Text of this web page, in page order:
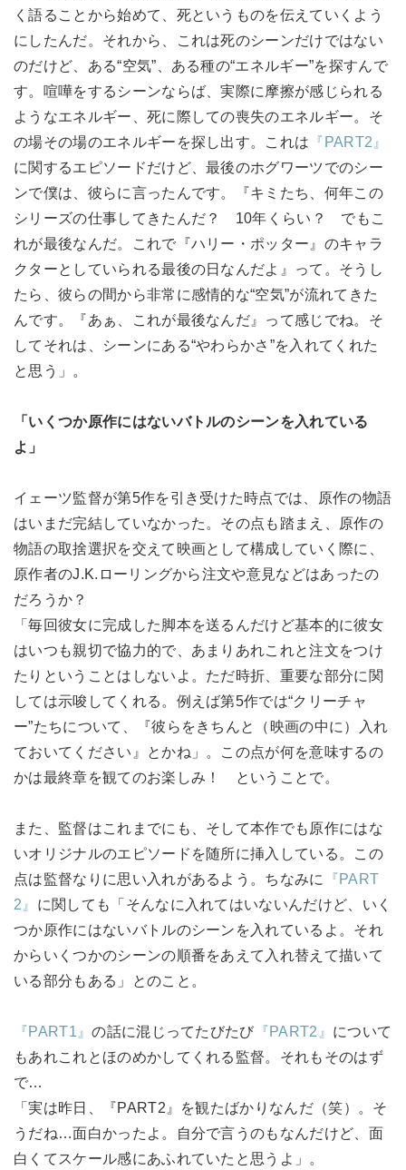
く語ることから始めて、死というものを伝えていくよう
にしたんだ。それから、これは死のシーンだけではない
のだけど、ある“空気”、ある種の“エネルギー”を探すんで
す。喧嘩をするシーンならば、実際に摩擦が感じられる
ようなエネルギー、死に際しての喪失のエネルギー。そ
の場その場のエネルギーを探し出す。これは 『PART2』
に関するエピソードだけど、最後のホグワーツでのシー
ンで僕は、彼らに言ったんです。『キミたち、何年この
シリーズの仕事してきたんだ？ 10年くらい？ でもこ
れが最後なんだ。これで『ハリー・ポッター』のキャラ
クターとしていられる最後の日なんだよ』って。そうし
たら、彼らの間から非常に感情的な“空気”が流れてきた
んです。『あぁ、これが最後なんだ』って感じでね。そ
してそれは、シーンにある“やわらかさ”を入れてくれた
と思う」。
「いくつか原作にはないバトルのシーンを入れている
よ」
イェーツ監督が第5作を引き受けた時点では、原作の物語
はいまだ完結していなかった。その点も踏まえ、原作の
物語の取捨選択を交えて映画として構成していく際に、
原作者のJ.K.ローリングから注文や意見などはあったの
だろうか？
「毎回彼女に完成した脚本を送るんだけど基本的に彼女
はいつも親切で協力的で、あまりあれこれと注文をつけ
たりということはしないよ。ただ時折、重要な部分に関
しては示唆してくれる。例えば第5作では“クリーチャ
ー”たちについて、『彼らをきちんと（映画の中に）入れ
ておいてください』とかね」。この点が何を意味するの
かは最終章を観てのお楽しみ！ ということで。
また、監督はこれまでにも、そして本作でも原作にはな
いオリジナルのエピソードを随所に挿入している。この
点は監督なりに思い入れがあるよう。ちなみに
『PART
2』 に関しても「そんなに入れてはいないんだけど、いく
つか原作にはないバトルのシーンを入れているよ。それ
からいくつかのシーンの順番をあえて入れ替えて描いて
いる部分もある」とのこと。
『PART1』の話に混じってたびたび 『PART2』 について
もあれこれとほのめかしてくれる監督。それもそのはず
で…
「実は昨日、『PART2』を観たばかりなんだ（笑）。そ
うだね…面白かったよ。自分で言うのもなんだけど、面
白くてスケール感にあふれていたと思うよ」。